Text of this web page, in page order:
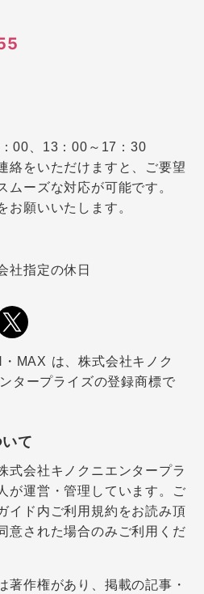
00、13：00～17：30
絡をいただけますと、ご要望
ムーズな対応が可能です。
お願いいたします。
社指定の休日
MAX は、株式会社キノク
タープライズの登録商標で
て
式会社キノクニエンタープラ
が運営・管理しています。ご
イド内ご利用規約をお読み頂
意された場合のみご利用くだ
著作権があり、掲載の記事・